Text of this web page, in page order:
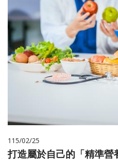
115/02/25
打造屬於自己的「精準營